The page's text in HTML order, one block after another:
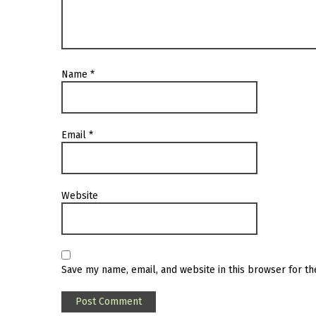
Name *
Email *
Website
Save my name, email, and website in this browser for